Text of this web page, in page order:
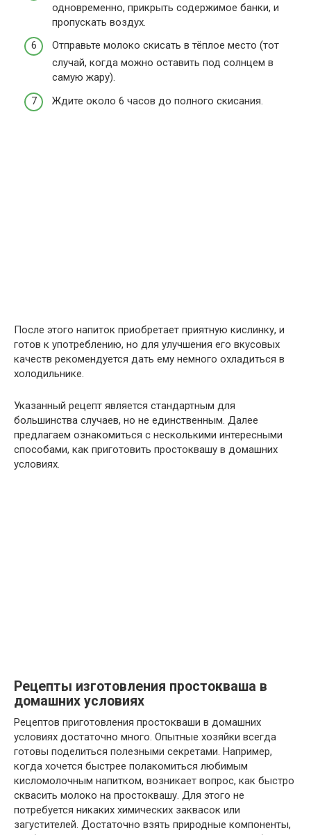
одновременно, прикрыть содержимое банки, и
пропускать воздух.
Отправьте молоко скисать в тёплое место (тот
случай, когда можно оставить под солнцем в
самую жару).
Ждите около 6 часов до полного скисания.
После этого напиток приобретает приятную кислинку, и
готов к употреблению, но для улучшения его вкусовых
качеств рекомендуется дать ему немного охладиться в
холодильнике.
Указанный рецепт является стандартным для
большинства случаев, но не единственным. Далее
предлагаем ознакомиться с несколькими интересными
способами, как приготовить простоквашу в домашних
условиях.
Рецепты изготовления простокваша в
домашних условиях
Рецептов приготовления простокваши в домашних
условиях достаточно много. Опытные хозяйки всегда
готовы поделиться полезными секретами. Например,
когда хочется быстрее полакомиться любимым
кисломолочным напитком, возникает вопрос, как быстро
сквасить молоко на простоквашу. Для этого не
потребуется никаких химических заквасок или
загустителей. Достаточно взять природные компоненты,